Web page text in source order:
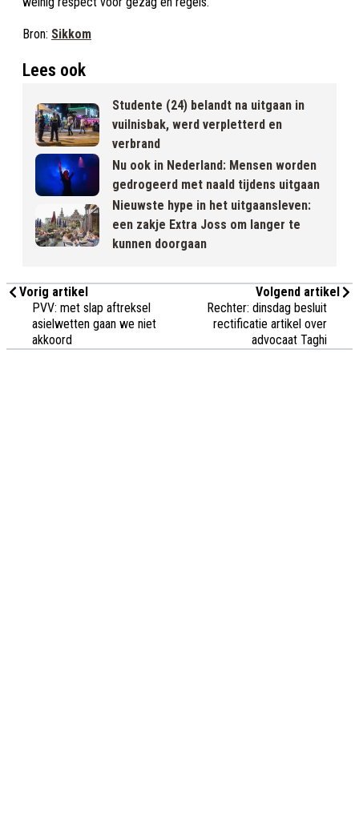
Bron: Sikkom
Lees ook
Studente (24) belandt na uitgaan in
vuilnisbak, werd verpletterd en
verbrand
Nu ook in Nederland: Mensen worden
gedrogeerd met naald tijdens uitgaan
Nieuwste hype in het uitgaansleven:
een zakje Extra Joss om langer te
kunnen doorgaan
Vorig artikel
PVV: met slap aftreksel
asielwetten gaan we niet
akkoord
Volgend artikel
Rechter: dinsdag besluit
rectificatie artikel over
advocaat Taghi